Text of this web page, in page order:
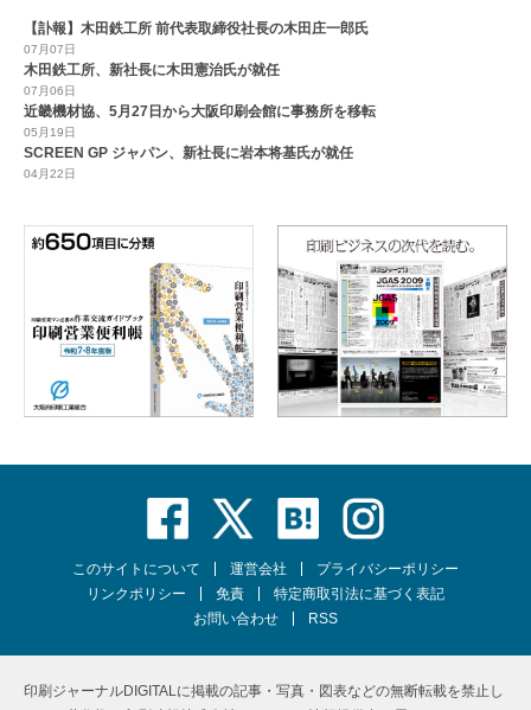
【訃報】木田鉄工所 前代表取締役社長の木田庄一郎氏
07月07日
木田鉄工所、新社長に木田憲治氏が就任
07月06日
近畿機材協、5月27日から大阪印刷会館に事務所を移転
05月19日
SCREEN GP ジャパン、新社長に岩本将基氏が就任
04月22日
このサイトについて 運営会社
プライバシーポリシー
リンクポリシー
免責
特定商取引法に基づく表記
お問い合わせ
RSS
印刷ジャーナルDIGITALに掲載の記事・写真・図表などの無断転載を禁止し